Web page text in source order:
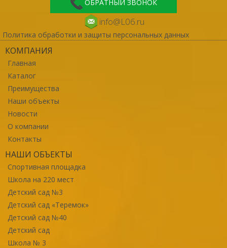
ОБРАТНЫЙ ЗВОНОК
info@L06.ru
Политика обработки и защиты персональных данных
КОМПАНИЯ
Главная
Каталог
Преимущества
Наши объекты
Новости
О компании
Контакты
НАШИ ОБЪЕКТЫ
Спортивная площадка
Школа на 220 мест
Детский сад №3
Детский сад «Теремок»
Детский сад №40
Детский сад
Школа № 3